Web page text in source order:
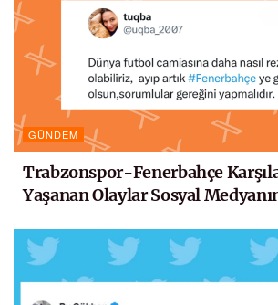
GÜNDEM
Trabzonspor-Fenerbahçe
Yaşanan Olaylar Sosyal